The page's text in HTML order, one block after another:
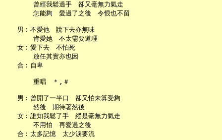
       曾經我鬆過手　卻又毫無力氣走
       怎能夠　愛過了之後　令恨也不留
   男︰不愛他　說下去亦無味
       肯愛她　不太需要道理
   女︰愛下去　不怕死
       放任其實亦也因
   合︰自卑
       重唱　＊,＃
   男︰曾開了一半口　卻又怕未算受夠
       然後　期待著然後
   女︰誰知我鬆了手　縱是毫無力氣走
       不用怕　再愛過之後